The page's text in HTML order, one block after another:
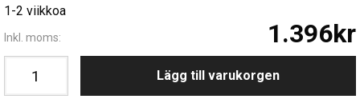
1-2 viikkoa
Inkl. moms: 1.396kr
Lägg till varukorgen